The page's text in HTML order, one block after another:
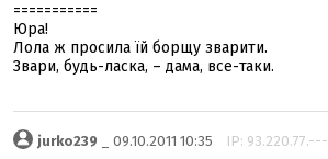
===========
Юра!
Лола ж просила їй борщу зварити.
Звари, будь-ласка, – дама, все-таки.
jurko239 _ 09.10.2011 10:35 IP: 93.220.77.---